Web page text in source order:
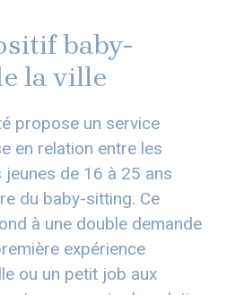
baby-
la ville
propose un service
en relation entre les
de 16 à 25 ans
du baby-sitting. Ce
à une double demande
expérience
ou un petit job aux